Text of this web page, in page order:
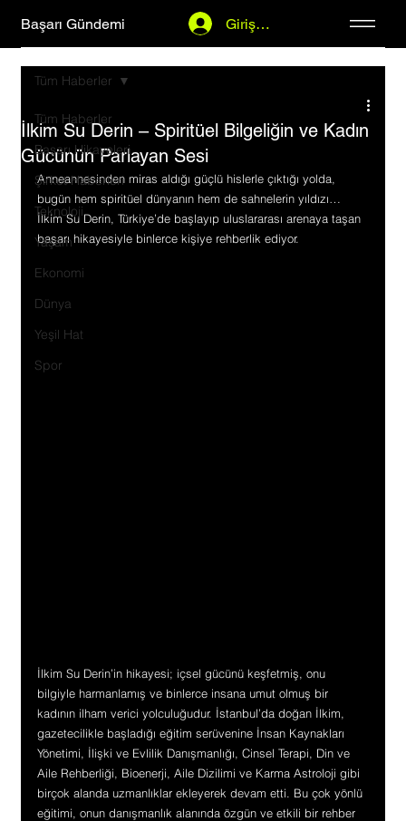
Başarı Gündemi Giriş Yap
Tüm Haberler
Başarı Hikayeleri
Şirket Haberleri
Teknoloji
Yaşam
Ekonomi
Dünya
Yeşil Hat
Spor
Tüm Haberler
İlkim Su Derin – Spiritüel Bilgeliğin ve Kadın
Gücünün Parlayan Sesi
Anneannesinden miras aldığı güçlü hislerle çıktığı yolda,
bugün hem spiritüel dünyanın hem de sahnelerin yıldızı…
İlkim Su Derin, Türkiye’de başlayıp uluslararası arenaya taşan
başarı hikayesiyle binlerce kişiye rehberlik ediyor.
İlkim Su Derin’in hikayesi; içsel gücünü keşfetmiş, onu
bilgiyle harmanlamış ve binlerce insana umut olmuş bir
kadının ilham verici yolculuğudur. İstanbul’da doğan İlkim,
gazetecilikle başladığı eğitim serüvenine İnsan Kaynakları
Yönetimi, İlişki ve Evlilik Danışmanlığı, Cinsel Terapi, Din ve
Aile Rehberliği, Bioenerji, Aile Dizilimi ve Karma Astroloji gibi
birçok alanda uzmanlıklar ekleyerek devam etti. Bu çok yönlü
eğitimi, onun danışmanlık alanında özgün ve etkili bir rehber